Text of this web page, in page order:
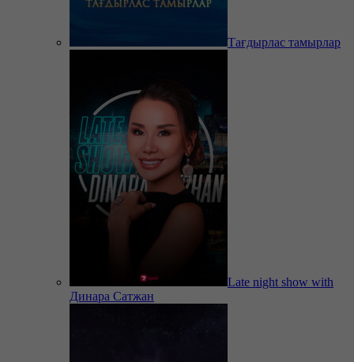
Тағдырлас тамырлар
Late night show with
Динара Сатжан